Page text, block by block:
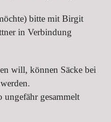
bitte mit Birgit
in Verbindung
will, können Säcke bei
ungefähr gesammelt